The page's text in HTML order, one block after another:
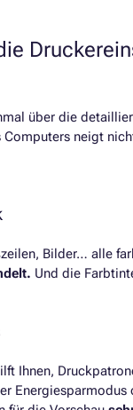
über die
neigt
Bilder… alle
Und die
Ihnen,